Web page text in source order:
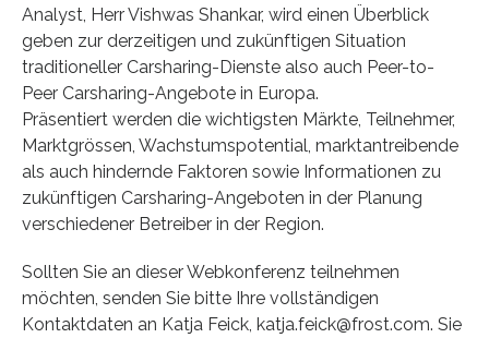
Analyst, Herr Vishwas Shankar, wird einen Überblick
geben zur derzeitigen und zukünftigen Situation
traditioneller Carsharing-Dienste also auch Peer-to-
Peer Carsharing-Angebote in Europa.
Präsentiert werden die wichtigsten Märkte, Teilnehmer,
Marktgrössen, Wachstumspotential, marktantreibende
als auch hindernde Faktoren sowie Informationen zu
zukünftigen Carsharing-Angeboten in der Planung
verschiedener Betreiber in der Region.
Sollten Sie an dieser Webkonferenz teilnehmen
möchten, senden Sie bitte Ihre vollständigen
Kontaktdaten an Katja Feick, katja.feick@frost.com. Sie